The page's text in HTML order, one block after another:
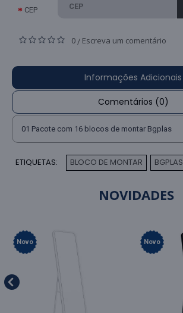
CEP
0 / Escreva um comentário
Informações Adicionais
Comentários (0)
01 Pacote com 16 blocos de montar Bgplas
ETIQUETAS: BLOCO DE MONTAR BGPLAS
NOVIDADES
Novo Novo